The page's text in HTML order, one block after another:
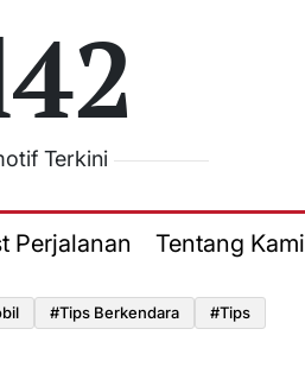
Terkini
Perjalanan Tentang Kami
#tips Berkendara #tips